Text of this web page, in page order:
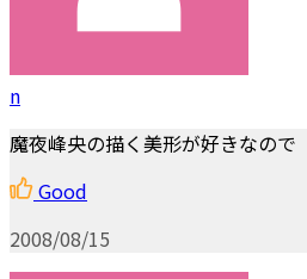
n
魔夜峰央の描く美形が好きなので
Good
2008/08/15